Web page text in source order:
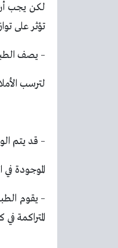
لكن يجب
تؤثر على
– يصف
لترسب
– قد يتم
الموجودة
– يقوم
المتراكمة